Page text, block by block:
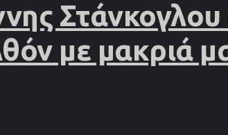
με μακριά